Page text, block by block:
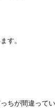
す。
ちが間違って